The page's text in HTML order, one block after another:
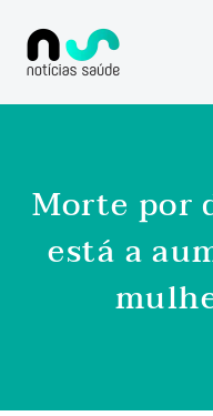
Morte por
está a